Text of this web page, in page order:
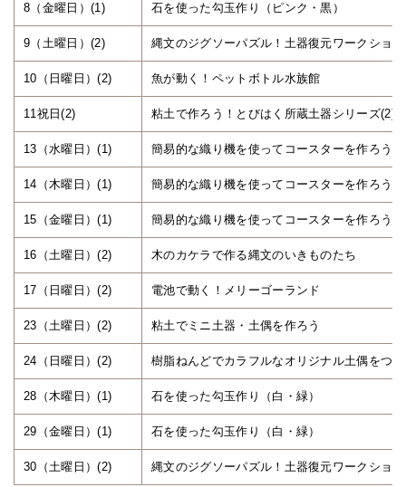
8（金曜日）(1) 石を使った勾玉作り（ピンク・黒）
9（土曜日）(2) 縄文のジグソーパズル！土器復元ワークショ
10（日曜日）(2) 魚が動く！ペットボトル水族館
11祝日(2) 粘土で作ろう！とびはく所蔵土器シリーズ(2)
13（水曜日）(1) 簡易的な織り機を使ってコースターを作ろう
14（木曜日）(1) 簡易的な織り機を使ってコースターを作ろう
15（金曜日）(1) 簡易的な織り機を使ってコースターを作ろう
16（土曜日）(2) 木のカケラで作る縄文のいきものたち
17（日曜日）(2) 電池で動く！メリーゴーランド
23（土曜日）(2) 粘土でミニ土器・土偶を作ろう
24（日曜日）(2) 樹脂ねんどでカラフルなオリジナル土偶をつ
28（木曜日）(1) 石を使った勾玉作り（白・緑）
29（金曜日）(1) 石を使った勾玉作り（白・緑）
30（土曜日）(2) 縄文のジグソーパズル！土器復元ワークショ